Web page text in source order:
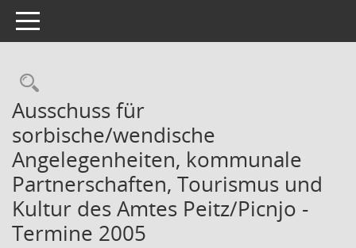
Toggle navigation
Rechercheauswahl
Ausschuss für
sorbische/wendische
Angelegenheiten, kommunale
Partnerschaften, Tourismus und
Kultur des Amtes Peitz/Picnjo -
Termine 2005